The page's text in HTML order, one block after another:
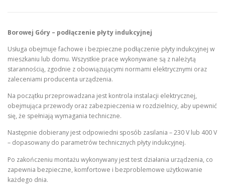
Borowej Góry – podłączenie płyty indukcyjnej
Usługa obejmuje fachowe i bezpieczne podłączenie płyty indukcyjnej w
mieszkaniu lub domu. Wszystkie prace wykonywane są z należytą
starannością, zgodnie z obowiązującymi normami elektrycznymi oraz
zaleceniami producenta urządzenia.
Na początku przeprowadzana jest kontrola instalacji elektrycznej,
obejmująca przewody oraz zabezpieczenia w rozdzielnicy, aby upewnić
się, że spełniają wymagania techniczne.
Następnie dobierany jest odpowiedni sposób zasilania – 230 V lub 400 V
– dopasowany do parametrów technicznych płyty indukcyjnej.
Po zakończeniu montażu wykonywany jest test działania urządzenia, co
zapewnia bezpieczne, komfortowe i bezproblemowe użytkowanie
każdego dnia.